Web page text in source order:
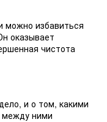
можно избавиться
оказывает
чистота
и о том, какими
между ними